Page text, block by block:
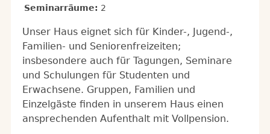
Seminarräume: 2
Unser Haus eignet sich für Kinder-, Jugend-,
Familien- und Seniorenfreizeiten;
insbesondere auch für Tagungen, Seminare
und Schulungen für Studenten und
Erwachsene. Gruppen, Familien und
Einzelgäste finden in unserem Haus einen
ansprechenden Aufenthalt mit Vollpension.